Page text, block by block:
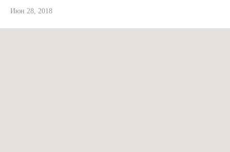
Июн 28, 2018